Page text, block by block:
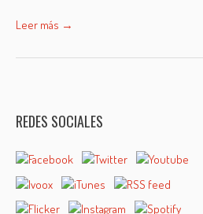
Leer más →
REDES SOCIALES